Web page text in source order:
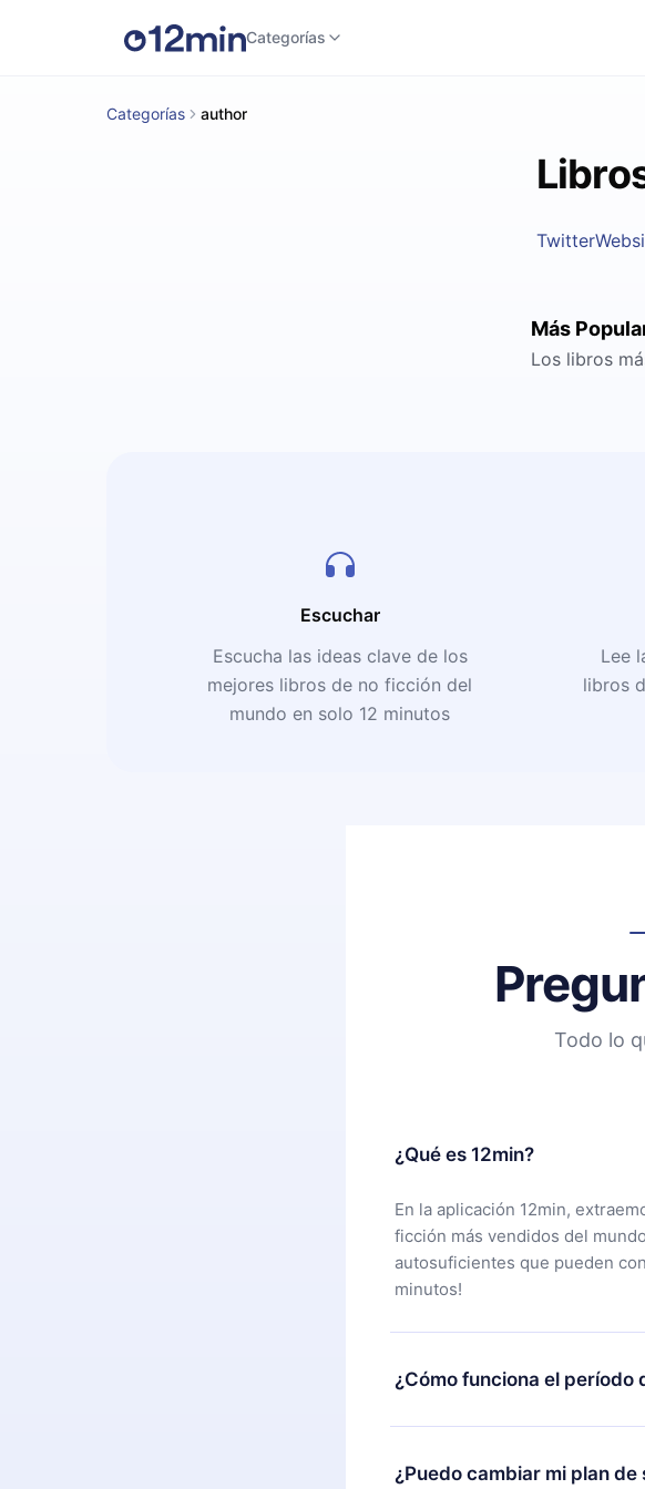
Categorías
Categorías author
Twitter
Más
Los libros
Escuchar
Escucha las ideas clave de los
mejores libros de no ficción del
mundo en solo 12 minutos
Lee
libros
Todo lo
¿Qué es 12min?
En la aplicación 12min,
ficción más vendidos del
autosuficientes que pueden
minutos!
¿Cómo funciona el período
Puedes descargar nuestra
alguna razón no estás
¿Puedo cambiar mi plan